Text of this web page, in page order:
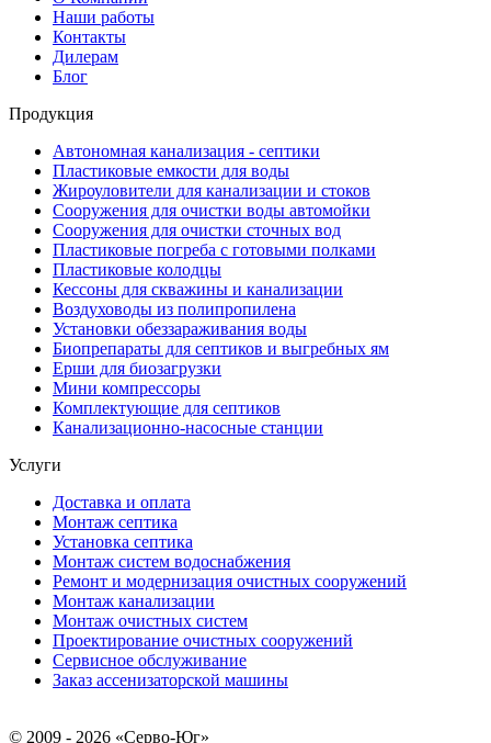
Наши работы
Контакты
Дилерам
Блог
Продукция
Автономная канализация - септики
Пластиковые емкости для воды
Жироуловители для канализации и стоков
Сооружения для очистки воды автомойки
Сооружения для очистки сточных вод
Пластиковые погреба с готовыми полками
Пластиковые колодцы
Кессоны для скважины и канализации
Воздуховоды из полипропилена
Установки обеззараживания воды
Биопрепараты для септиков и выгребных ям
Ерши для биозагрузки
Мини компрессоры
Комплектующие для септиков
Канализационно-насосные станции
Услуги
Доставка и оплата
Монтаж септика
Установка септика
Монтаж систем водоснабжения
Ремонт и модернизация очистных сооружений
Монтаж канализации
Монтаж очистных систем
Проектирование очистных сооружений
Сервисное обслуживание
Заказ ассенизаторской машины
© 2009 - 2026 «Серво-Юг»